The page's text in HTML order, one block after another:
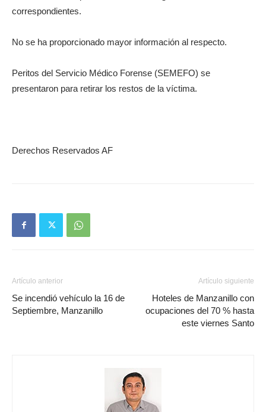
correspondientes.
No se ha proporcionado mayor información al respecto.
Peritos del Servicio Médico Forense (SEMEFO) se
presentaron para retirar los restos de la víctima.
Derechos Reservados AF
Artículo anterior
Se incendió vehículo la 16 de
Septiembre, Manzanillo
Artículo siguiente
Hoteles de Manzanillo con
ocupaciones del 70 % hasta
este viernes Santo